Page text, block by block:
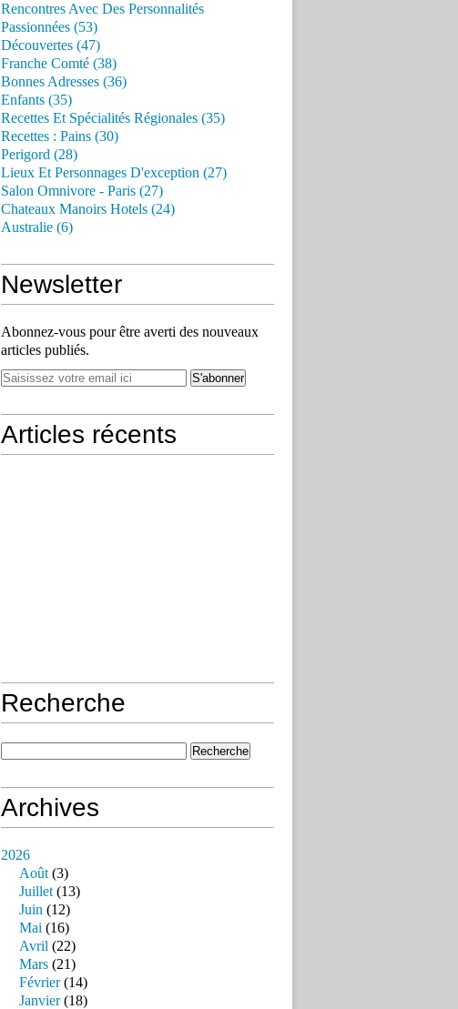
Rencontres Avec Des Personnalités
Passionnées (53)
Découvertes (47)
Franche Comté (38)
Bonnes Adresses (36)
Enfants (35)
Recettes Et Spécialités Régionales (35)
Recettes : Pains (30)
Perigord (28)
Lieux Et Personnages D'exception (27)
Salon Omnivore - Paris (27)
Chateaux Manoirs Hotels (24)
Australie (6)
Newsletter
Abonnez-vous pour être averti des nouveaux
articles publiés.
Articles récents
Recherche
Archives
2026
Août(3)
Juillet(13)
Juin (12)
Mai (16)
Avril (22)
Mars (21)
Février(14)
Janvier(18)